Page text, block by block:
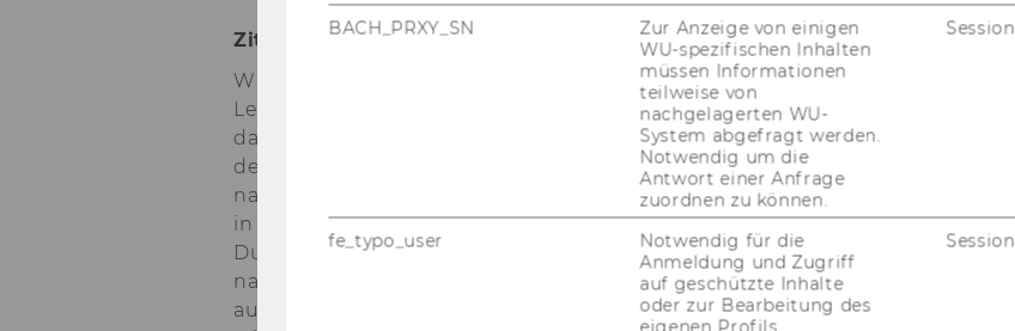
Zi­tie­ren
Wis­sen­schaft­li­che Texte sind meist vol­ler Quel­len­ver­wei­se, was das
Lesen an­fangs etwas er­schwe­ren kann. Lass dich nicht ver­un­si­chern –
das geht allen so! Man ge­wöhnt sich bald daran und das Lesen wird wie­
der leich­ter, vor allem wenn klar wird, wozu all die An­ga­ben gut sind. Je
nach Zi­tier­sys­tem kön­nen die Quel­len­ver­wei­se im Fließ­text ste­hen, oder
in Fuß­no­ten an­ge­ge­ben wer­den und er­fül­len einen wich­ti­gen Zweck:
Du gibst an, woher du deine In­for­ma­tio­nen hast. Für mich als Leser*in ist
nach­voll­zieh­bar, auf wel­che Quel­le du dich be­ziehst. Du stellst quasi vor,
auf wes­sen Schul­tern du stehst, denn diese Autor*innen haben jene Vor­
BACH_PRXY_SN
Zur Anzeige von einigen
WU-spezifischen Inhalten
müssen Informationen
teilweise von
nachgelagerten WU-
System abgefragt werden.
Notwendig um die
Antwort einer Anfrage
zuordnen zu können.
Session
fe_typo_user
Notwendig für die
Anmeldung und Zugriff
auf geschützte Inhalte
oder zur Bearbeitung des
Session